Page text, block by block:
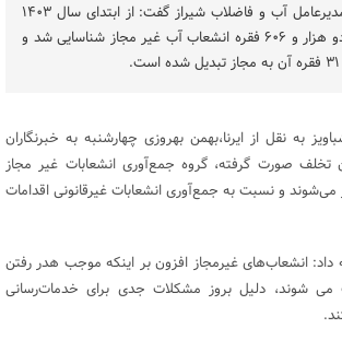
رئیس هیات مدیره و مدیرعامل آب و فاضلاب شیراز گفت: از ابتدای سال ۱۴۰۳
تاکنون در شهر شیراز دو هزار و ۶۰۶ فقره انشعاب آب غیر مجاز شناسایی شد و
به نقل از ایرنا،بهمن بهروزی چهارشنبه به خبرنگاران
صورت گرفته، گروه جمع‌آوری انشعابات غیر مجاز
و نسبت به جمع‌آوری انشعابات غیرقانونی اقدامات
داد: انشعاب‌های غیرمجاز افزون بر اینکه موجب هدر رفتن
شوند، دلیل بروز مشکلات جدی برای خدمات‌رسانی